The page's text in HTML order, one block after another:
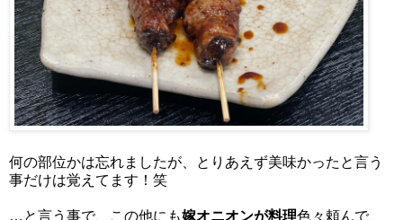
何の部位かは忘れましたが、とりあえず美味かったと言う
事だけは覚えてます！笑
…と言う事で、この他にも嫁オニオンが料理色々頼んで、